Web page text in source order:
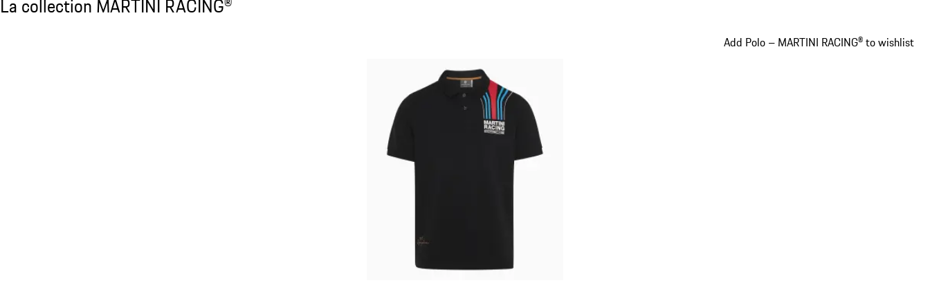
La collection MARTINI RACING®
Add Polo – MARTINI RACING® to wishlist